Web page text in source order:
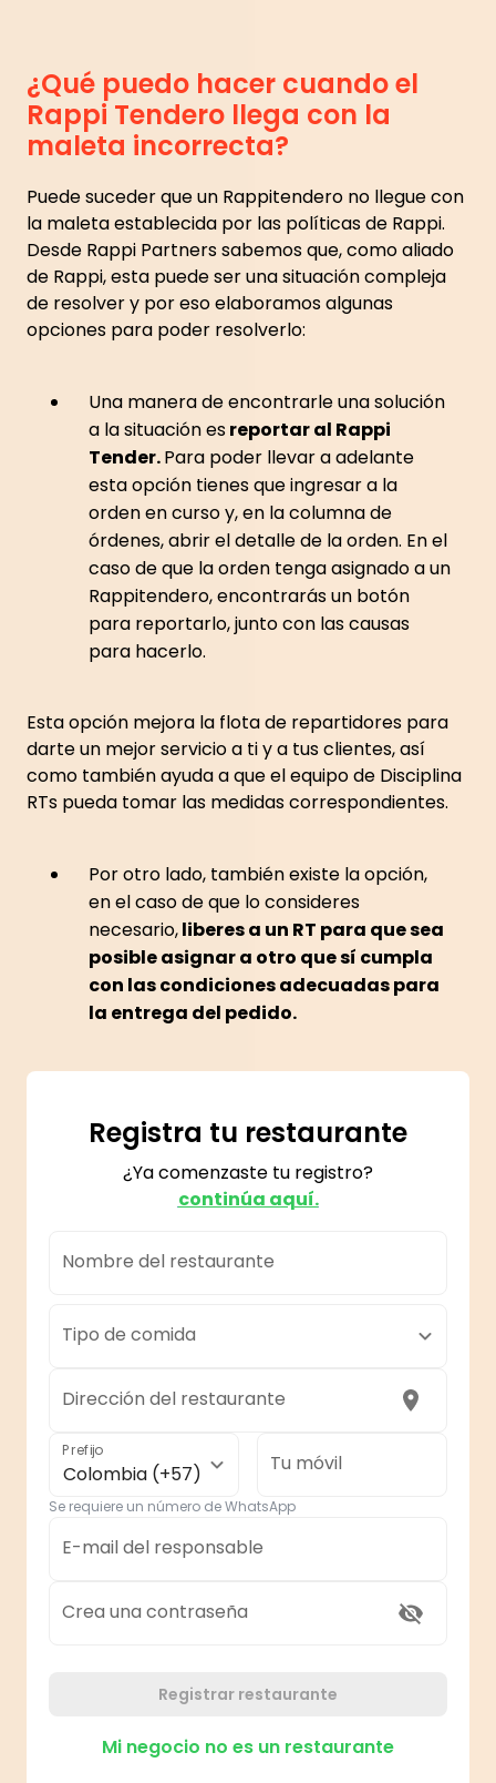
¿Qué puedo hacer cuando el
Rappi Tendero llega con la
maleta incorrecta?
Puede suceder que un Rappitendero no llegue con
la maleta establecida por las políticas de Rappi.
Desde Rappi Partners sabemos que, como aliado
de Rappi, esta puede ser una situación compleja
de resolver y por eso elaboramos algunas
opciones para poder resolverlo:
Una manera de encontrarle una solución
a la situación esreportar al Rappi
Tender.Para poder llevar a adelante
esta opción tienes que ingresar a la
orden en curso y, en la columna de
órdenes, abrir el detalle de la orden. En el
caso de que la orden tenga asignado a un
Rappitendero, encontrarás un botón
para reportarlo, junto con las causas
para hacerlo.
Esta opción mejora la flota de repartidores para
darte un mejor servicio a ti y a tus clientes, así
como también ayuda a que el equipo de Disciplina
RTs pueda tomar las medidas correspondientes.
Por otro lado, también existe la opción,
en el caso de que lo consideres
necesario,liberes a un RT para que sea
posible asignar a otro que sí cumpla
con las condiciones adecuadas para
la entrega del pedido.
Registra tu restaurante
¿Ya comenzaste tu registro?
continúa aquí.
Nombre del restaurante
Tipo de comida
Dirección del restaurante
Prefijo
Colombia (+57) Tu móvil
Se requiere un número de WhatsApp
E-mail del responsable
Crea una contraseña
Registrar restaurante
Mi negocio no es un restaurante